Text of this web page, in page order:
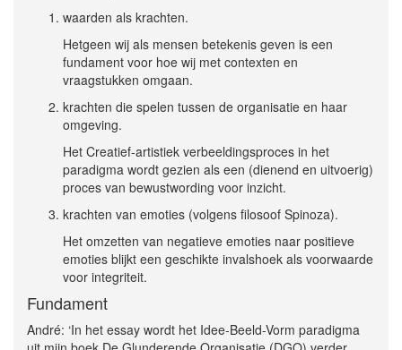
waarden als krachten.
Hetgeen wij als mensen betekenis geven is een
fundament voor hoe wij met contexten en
vraagstukken omgaan.
krachten die spelen tussen de organisatie en haar
omgeving.
Het Creatief-artistiek verbeeldingsproces in het
paradigma wordt gezien als een (dienend en uitvoerig)
proces van bewustwording voor inzicht.
krachten van emoties (volgens filosoof Spinoza).
Het omzetten van negatieve emoties naar positieve
emoties blijkt een geschikte invalshoek als voorwaarde
voor integriteit.
Fundament
André: ‘In het essay wordt het Idee-Beeld-Vorm paradigma